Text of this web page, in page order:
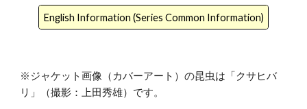
English Information (Series Common Information)
※ジャケット画像（カバーアート）の昆虫は「クサヒバ
リ 」（撮影：上田秀雄）です。